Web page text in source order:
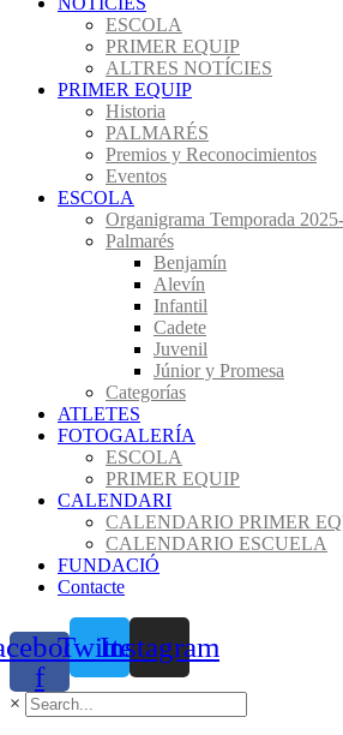
ESCOLA
PRIMER EQUIP
ALTRES NOTÍCIES
PRIMER EQUIP
Historia
PALMARÉS
Premios y Reconocimientos
Eventos
ESCOLA
Organigrama Temporada
Palmarés
Benjamín
Alevín
Infantil
Cadete
Juvenil
Júnior y Promesa
Categorías
ATLETES
FOTOGALERÍA
ESCOLA
PRIMER EQUIP
CALENDARI
CALENDARIO PRIMER
CALENDARIO ESCUELA
FUNDACIÓ
Contacte
f
TwitterInstagram
×